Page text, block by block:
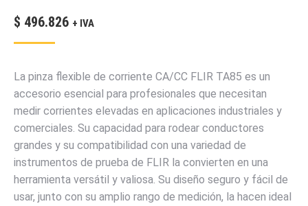
$ 496.826 + IVA
La pinza flexible de corriente CA/CC FLIR TA85 es un
accesorio esencial para profesionales que necesitan
medir corrientes elevadas en aplicaciones industriales y
comerciales. Su capacidad para rodear conductores
grandes y su compatibilidad con una variedad de
instrumentos de prueba de FLIR la convierten en una
herramienta versátil y valiosa. Su diseño seguro y fácil de
usar, junto con su amplio rango de medición, la hacen ideal